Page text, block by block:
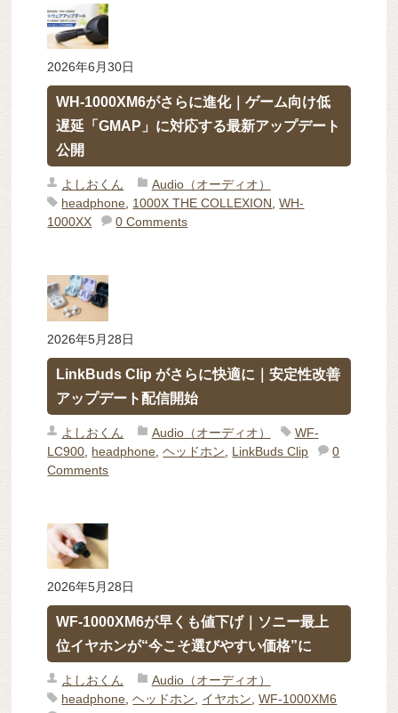
2026年6月30日
WH-1000XM6がさらに進化｜ゲーム向け低
遅延「GMAP」に対応する最新アップデート
公開
よしおくん
Audio（オーディオ）
headphone 1000X THE COLLEXION ,WH-
1000XX
0 Comments
2026年5月28日
LinkBuds Clip がさらに快適に｜安定性改善
アップデート配信開始
よしおくん Audio（オーディオ）
WF-
LC900 headphone ,ヘッドホン LinkBuds Clip
0
Comments
2026年5月28日
WF-1000XM6が早くも値下げ｜ソニー最上
位イヤホンが“今こそ選びやすい価格”に
よしおくん
Audio（オーディオ）
headphone,ヘッドホン, イヤホン,WF-1000XM6